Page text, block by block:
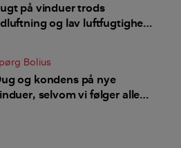
på vinduer trods
og lav luftfugtighed
Bolius
og kondens på nye
selvom vi følger alle